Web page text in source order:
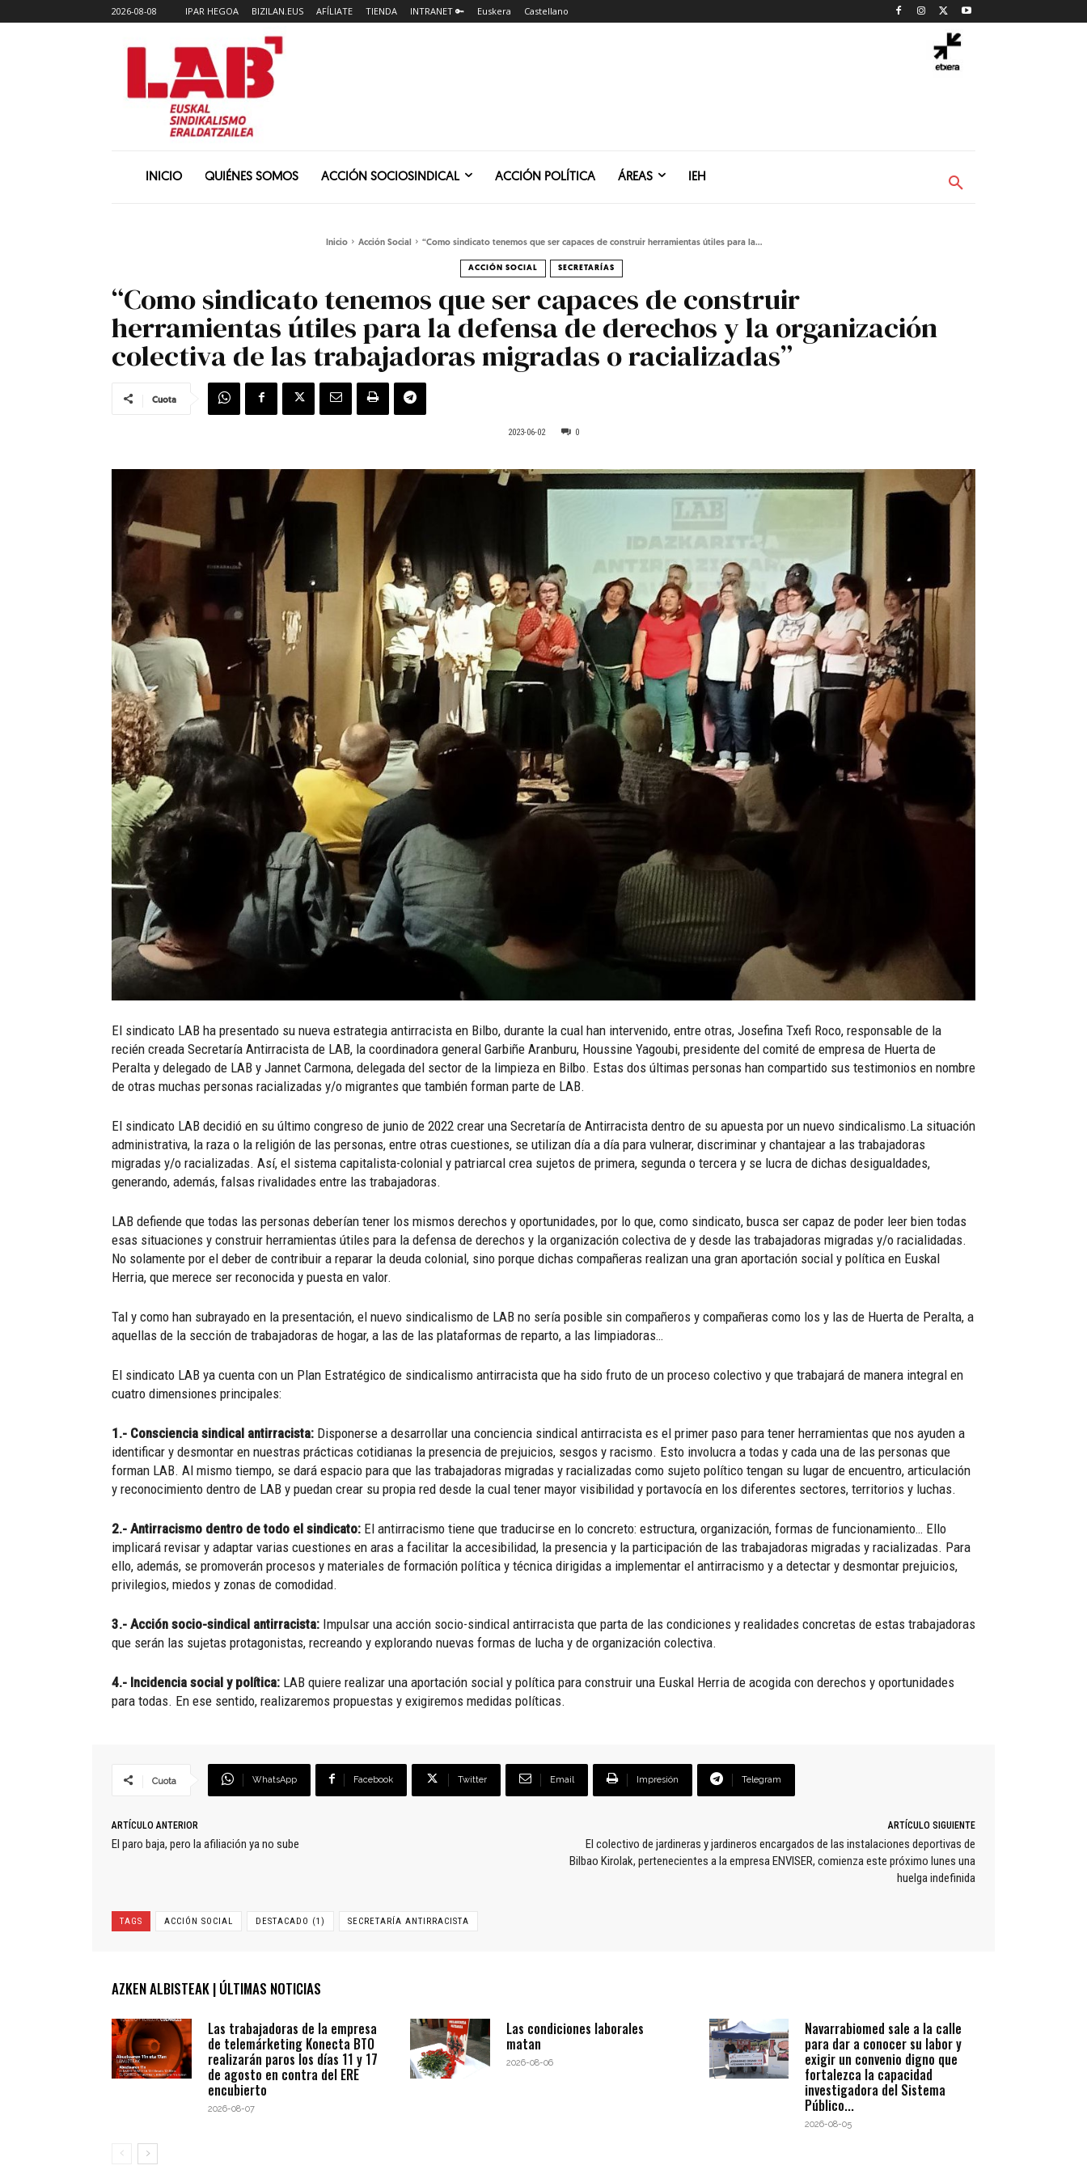
2026-08-08 IPAR HEGOA BIZILAN.EUS AFÍLIATE TIENDA INTRANET 🔑 Euskera Castellano
INICIO QUIÉNES SOMOS ACCIÓN SOCIOSINDICAL ACCIÓN POLÍTICA ÁREAS IEH
Inicio Acción Social “Como sindicato tenemos que ser capaces de construir herramientas útiles para la...
ACCIÓN SOCIAL SECRETARÍAS
“Como sindicato tenemos que ser capaces de construir
herramientas útiles para la defensa de derechos y la organización
colectiva de las trabajadoras migradas o racializadas”
Cuota
2023-06-02 0
El sindicato LAB ha presentado su nueva estrategia antirracista en Bilbo, durante la cual han intervenido, entre otras, Josefina Txefi Roco, responsable de la
recién creada Secretaría Antirracista de LAB, la coordinadora general Garbiñe Aranburu, Houssine Yagoubi, presidente del comité de empresa de Huerta de
Peralta y delegado de LAB y Jannet Carmona, delegada del sector de la limpieza en Bilbo. Estas dos últimas personas han compartido sus testimonios en nombre
de otras muchas personas racializadas y/o migrantes que también forman parte de LAB.
El sindicato LAB decidió en su último congreso de junio de 2022 crear una Secretaría de Antirracista dentro de su apuesta por un nuevo sindicalismo.La situación
administrativa, la raza o la religión de las personas, entre otras cuestiones, se utilizan día a día para vulnerar, discriminar y chantajear a las trabajadoras
migradas y/o racializadas. Así, el sistema capitalista-colonial y patriarcal crea sujetos de primera, segunda o tercera y se lucra de dichas desigualdades,
generando, además, falsas rivalidades entre las trabajadoras.
LAB defiende que todas las personas deberían tener los mismos derechos y oportunidades, por lo que, como sindicato, busca ser capaz de poder leer bien todas
esas situaciones y construir herramientas útiles para la defensa de derechos y la organización colectiva de y desde las trabajadoras migradas y/o racialidadas.
No solamente por el deber de contribuir a reparar la deuda colonial, sino porque dichas compañeras realizan una gran aportación social y política en Euskal
Herria, que merece ser reconocida y puesta en valor.
Tal y como han subrayado en la presentación, el nuevo sindicalismo de LAB no sería posible sin compañeros y compañeras como los y las de Huerta de Peralta, a
aquellas de la sección de trabajadoras de hogar, a las de las plataformas de reparto, a las limpiadoras…
El sindicato LAB ya cuenta con un Plan Estratégico de sindicalismo antirracista que ha sido fruto de un proceso colectivo y que trabajará de manera integral en
cuatro dimensiones principales:
1.- Consciencia sindical antirracista: Disponerse a desarrollar una conciencia sindical antirracista es el primer paso para tener herramientas que nos ayuden a
identificar y desmontar en nuestras prácticas cotidianas la presencia de prejuicios, sesgos y racismo. Esto involucra a todas y cada una de las personas que
forman LAB. Al mismo tiempo, se dará espacio para que las trabajadoras migradas y racializadas como sujeto político tengan su lugar de encuentro, articulación
y reconocimiento dentro de LAB y puedan crear su propia red desde la cual tener mayor visibilidad y portavocía en los diferentes sectores, territorios y luchas.
2.- Antirracismo dentro de todo el sindicato: El antirracismo tiene que traducirse en lo concreto: estructura, organización, formas de funcionamiento… Ello
implicará revisar y adaptar varias cuestiones en aras a facilitar la accesibilidad, la presencia y la participación de las trabajadoras migradas y racializadas. Para
ello, además, se promoverán procesos y materiales de formación política y técnica dirigidas a implementar el antirracismo y a detectar y desmontar prejuicios,
privilegios, miedos y zonas de comodidad.
3.- Acción socio-sindical antirracista: Impulsar una acción socio-sindical antirracista que parta de las condiciones y realidades concretas de estas trabajadoras
que serán las sujetas protagonistas, recreando y explorando nuevas formas de lucha y de organización colectiva.
4.- Incidencia social y política: LAB quiere realizar una aportación social y política para construir una Euskal Herria de acogida con derechos y oportunidades
para todas. En ese sentido, realizaremos propuestas y exigiremos medidas políticas.
Cuota WhatsApp Facebook Twitter Email Impresión Telegram
ARTÍCULO ANTERIOR
El paro baja, pero la afiliación ya no sube
ARTÍCULO SIGUIENTE
El colectivo de jardineras y jardineros encargados de las instalaciones deportivas de
Bilbao Kirolak, pertenecientes a la empresa ENVISER, comienza este próximo lunes una
huelga indefinida
TAGS ACCIÓN SOCIAL DESTACADO (1) SECRETARÍA ANTIRRACISTA
AZKEN ALBISTEAK | ÚLTIMAS NOTICIAS
Las trabajadoras de la empresa
de telemárketing Konecta BTO
realizarán paros los días 11 y 17
de agosto en contra del ERE
encubierto
2026-08-07
Las condiciones laborales
matan
2026-08-06
Navarrabiomed sale a la calle
para dar a conocer su labor y
exigir un convenio digno que
fortalezca la capacidad
investigadora del Sistema
Público...
2026-08-05